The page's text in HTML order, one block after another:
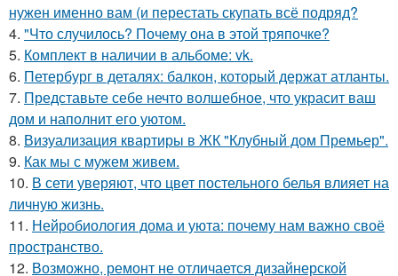
нужен именно вам (и перестать скупать всё подряд?
4. "Что случилось? Почему она в этой тряпочке?
5. Комплект в наличии в альбоме: vk.
6. Петербург в деталях: балкон, который держат атланты.
7. Представьте себе нечто волшебное, что украсит ваш
дом и наполнит его уютом.
8. Визуализация квартиры в ЖК "Клубный дом Премьер".
9. Как мы с мужем живем.
10. В сети уверяют, что цвет постельного белья влияет на
личную жизнь.
11. Нейробиология дома и уюта: почему нам важно своё
пространство.
12. Возможно, ремонт не отличается дизайнерской